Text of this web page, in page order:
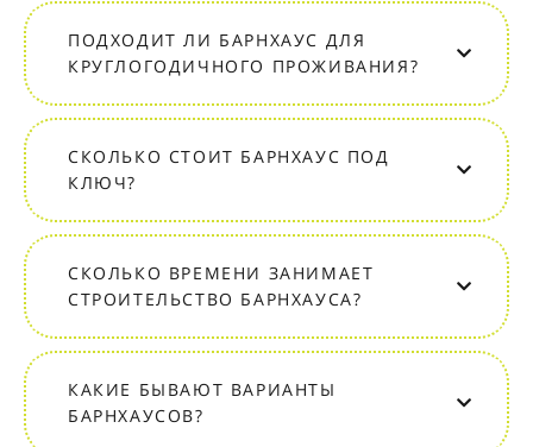
ПОДХОДИТ ЛИ БАРНХАУС ДЛЯ
КРУГЛОГОДИЧНОГО ПРОЖИВАНИЯ?
СКОЛЬКО СТОИТ БАРНХАУС ПОД
КЛЮЧ?
СКОЛЬКО ВРЕМЕНИ ЗАНИМАЕТ
СТРОИТЕЛЬСТВО БАРНХАУСА?
КАКИЕ БЫВАЮТ ВАРИАНТЫ
БАРНХАУСОВ?